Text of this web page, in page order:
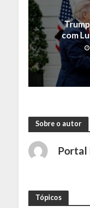
com
Sobre o autor
Portal
Tópicos